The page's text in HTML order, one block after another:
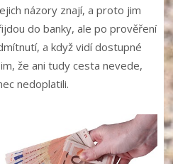
názory znají, a proto jim
do banky, ale po prověření
a když vidí dostupné
že ani tudy cesta nevede,
nedoplatili.